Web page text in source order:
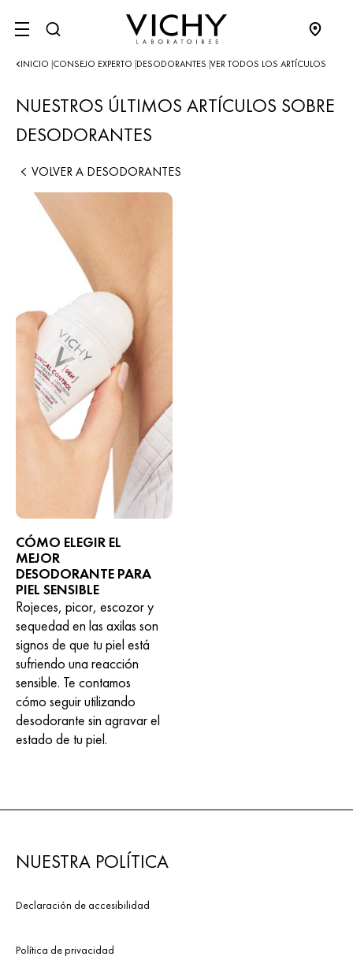
SITE MENU
INICIO CONSEJO EXPERTO DESODORANTES VER TODOS LOS ARTÍCULOS
NUESTROS ÚLTIMOS ARTÍCULOS SOBRE
DESODORANTES
VOLVER A DESODORANTES
CÓMO ELEGIR EL
MEJOR
DESODORANTE PARA
PIEL SENSIBLE
Rojeces, picor, escozor y
sequedad en las axilas son
signos de que tu piel está
sufriendo una reacción
sensible. Te contamos
cómo seguir utilizando
desodorante sin agravar el
estado de tu piel.
NUESTRA POLÍTICA
Declaración de accesibilidad
Política de privacidad